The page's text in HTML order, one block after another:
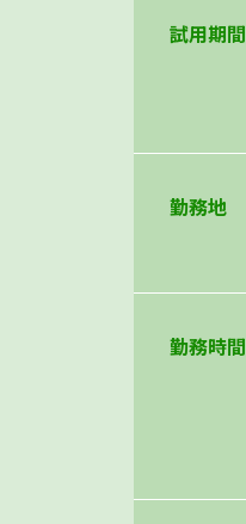
試用期間
勤務地
勤務時間